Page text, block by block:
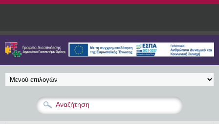
Παράκαμψη προς το κυρίως περιεχόμενο